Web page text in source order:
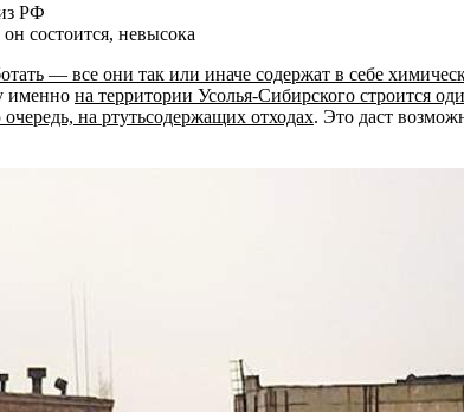
РФ
состоится, невысока
— все они так или иначе содержат в себе
именно на территории Усолья-Сибирского строится
на ртутьсодержащих отходах. Это даст